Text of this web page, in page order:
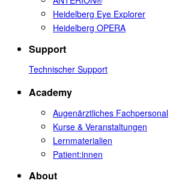
Heidelberg Eye Explorer
Heidelberg OPERA
Support
Technischer Support
Academy
Augenärztliches Fachpersonal
Kurse & Veranstaltungen
Lernmaterialien
Patient:innen
About